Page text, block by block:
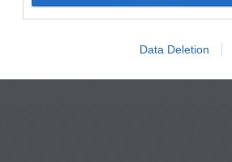
Data Deletion